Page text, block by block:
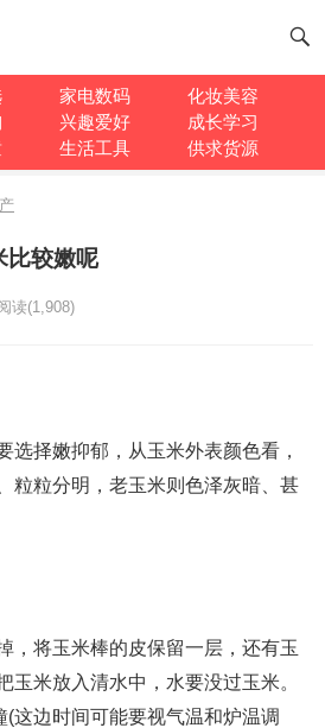
家电数码
化妆美容
兴趣爱好
成长学习
生活工具 供求货源
比较嫩呢
读(1,908)
选择嫩抑郁，从玉米外表颜色看，
粒粒分明，老玉米则色泽灰暗、甚
，将玉米棒的皮保留一层，还有玉
玉米放入清水中，水要没过玉米。
这边时间可能要视气温和炉温调